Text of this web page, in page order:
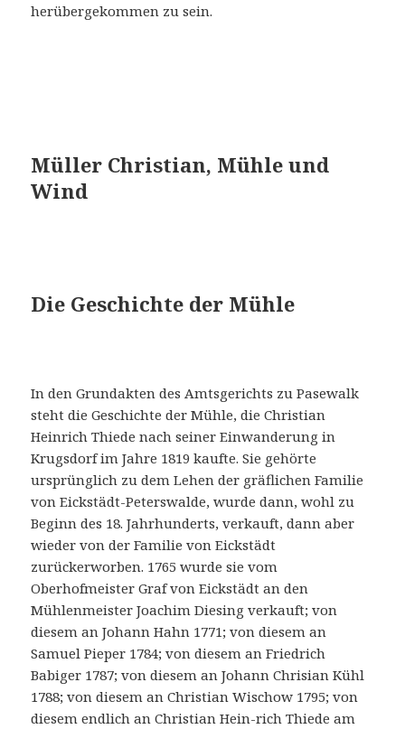
herübergekommen zu sein.
Müller Christian, Mühle und
Wind
Die Geschichte der Mühle
In den Grundakten des Amtsgerichts zu Pasewalk
steht die Geschichte der Mühle, die Christian
Heinrich Thiede nach seiner Einwanderung in
Krugsdorf im Jahre 1819 kaufte. Sie gehörte
ursprünglich zu dem Lehen der gräflichen Familie
von Eickstädt-Peterswalde, wurde dann, wohl zu
Beginn des 18. Jahrhunderts, verkauft, dann aber
wieder von der Familie von Eickstädt
zurückerworben. 1765 wurde sie vom
Oberhofmeister Graf von Eickstädt an den
Mühlenmeister Joachim Diesing verkauft; von
diesem an Johann Hahn 1771; von diesem an
Samuel Pieper 1784; von diesem an Friedrich
Babiger 1787; von diesem an Johann Chrisian Kühl
1788; von diesem an Christian Wischow 1795; von
diesem endlich an Christian Hein-rich Thiede am